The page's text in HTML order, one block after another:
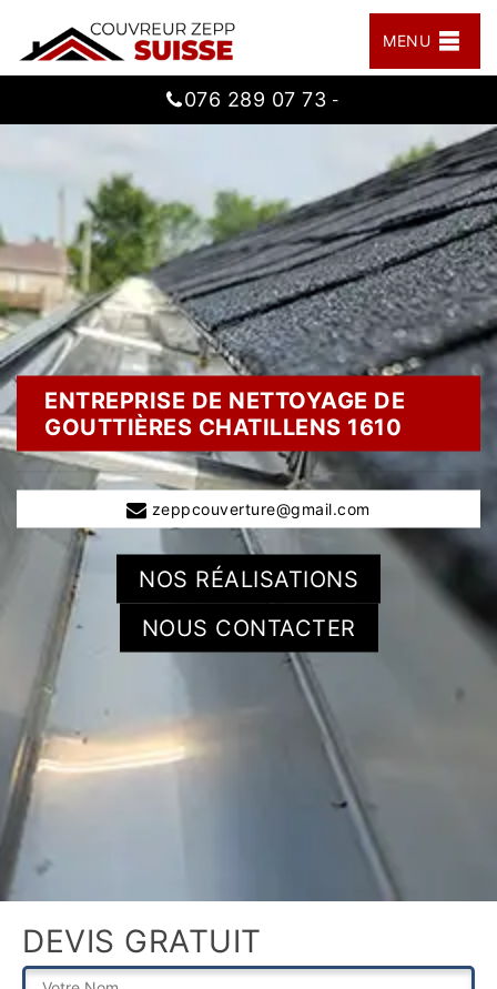
MENU
076 289 07 73 -
ENTREPRISE DE NETTOYAGE DE
GOUTTIÈRES CHATILLENS 1610
zeppcouverture@gmail.com
NOS RÉALISATIONS
NOUS CONTACTER
DEVIS GRATUIT